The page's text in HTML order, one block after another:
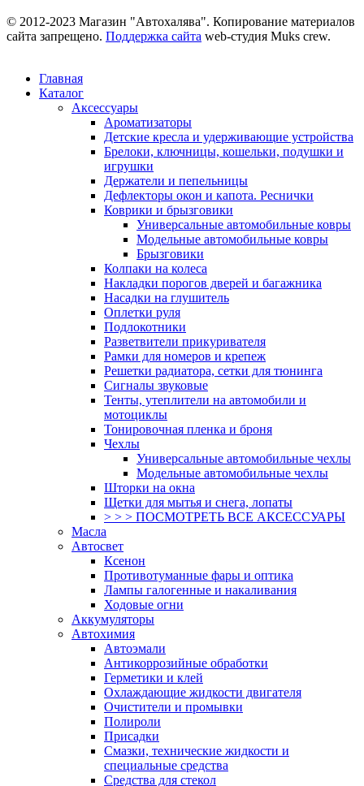
© 2012-2023 Магазин "Автохалява". Копирование материалов
сайта запрещено. Поддержка сайта web-студия Muks crew.
Главная
Каталог
Аксессуары
Ароматизаторы
Детские кресла и удерживающие устройства
Брелоки, ключницы, кошельки, подушки и
игрушки
Держатели и пепельницы
Дефлекторы окон и капота. Реснички
Коврики и брызговики
Универсальные автомобильные ковры
Модельные автомобильные ковры
Брызговики
Колпаки на колеса
Накладки порогов дверей и багажника
Насадки на глушитель
Оплетки руля
Подлокотники
Разветвители прикуривателя
Рамки для номеров и крепеж
Решетки радиатора, сетки для тюнинга
Сигналы звуковые
Тенты, утеплители на автомобили и
мотоциклы
Тонировочная пленка и броня
Чехлы
Универсальные автомобильные чехлы
Модельные автомобильные чехлы
Шторки на окна
Щетки для мытья и снега, лопаты
> > > ПОСМОТРЕТЬ ВСЕ АКСЕССУАРЫ
Масла
Автосвет
Ксенон
Противотуманные фары и оптика
Лампы галогенные и накаливания
Ходовые огни
Аккумуляторы
Автохимия
Автоэмали
Антикоррозийные обработки
Герметики и клей
Охлаждающие жидкости двигателя
Очистители и промывки
Полироли
Присадки
Смазки, технические жидкости и
специальные средства
Средства для стекол